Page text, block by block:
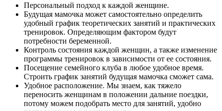
Персональный подход к каждой женщине.
Будущая мамочка может самостоятельно определить
удобный график теоретических занятий и практических
тренировок. Определяющим фактором будут
потребности беременной.
Контроль состояния каждой женщин, а также изменение
программы тренировок в зависимости от ее состояния.
Посещение семейного клуба в любое удобное время.
Строить график занятий будущая мамочка сможет сама.
Удобное расположение. Мы знаем, как тяжело
переносить женщинам в положении дальние поездки,
потому можем подобрать место для занятий, удобно